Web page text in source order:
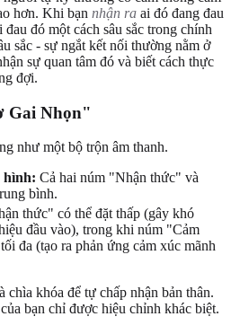
hơn. Khi bạn nhận ra ai đó đang đau
đó một cách sâu sắc trong chính
sắc - sự ngắt kết nối thường nằm ở
sự quan tâm đó và biết cách thực
đợi.
Gai Nhọn"
như một bộ trộn âm thanh.
hình: Cả hai núm "Nhận thức" và
bình.
thức" có thể đặt thấp (gây khó
đầu vào), trong khi núm "Cảm
đa (tạo ra phản ứng cảm xúc mãnh
khóa để tự chấp nhận bản thân.
bạn chỉ được hiệu chỉnh khác biệt.